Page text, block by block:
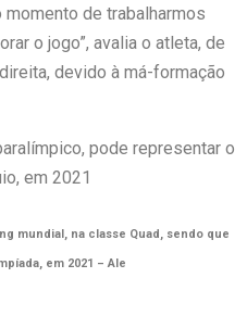
de trabalharmos
o jogo”, avalia o atleta, de
devido à má-formação
mundial, na classe Quad, sendo que
em 2021 – Ale